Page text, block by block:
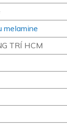
melamine
TRÍ HCM